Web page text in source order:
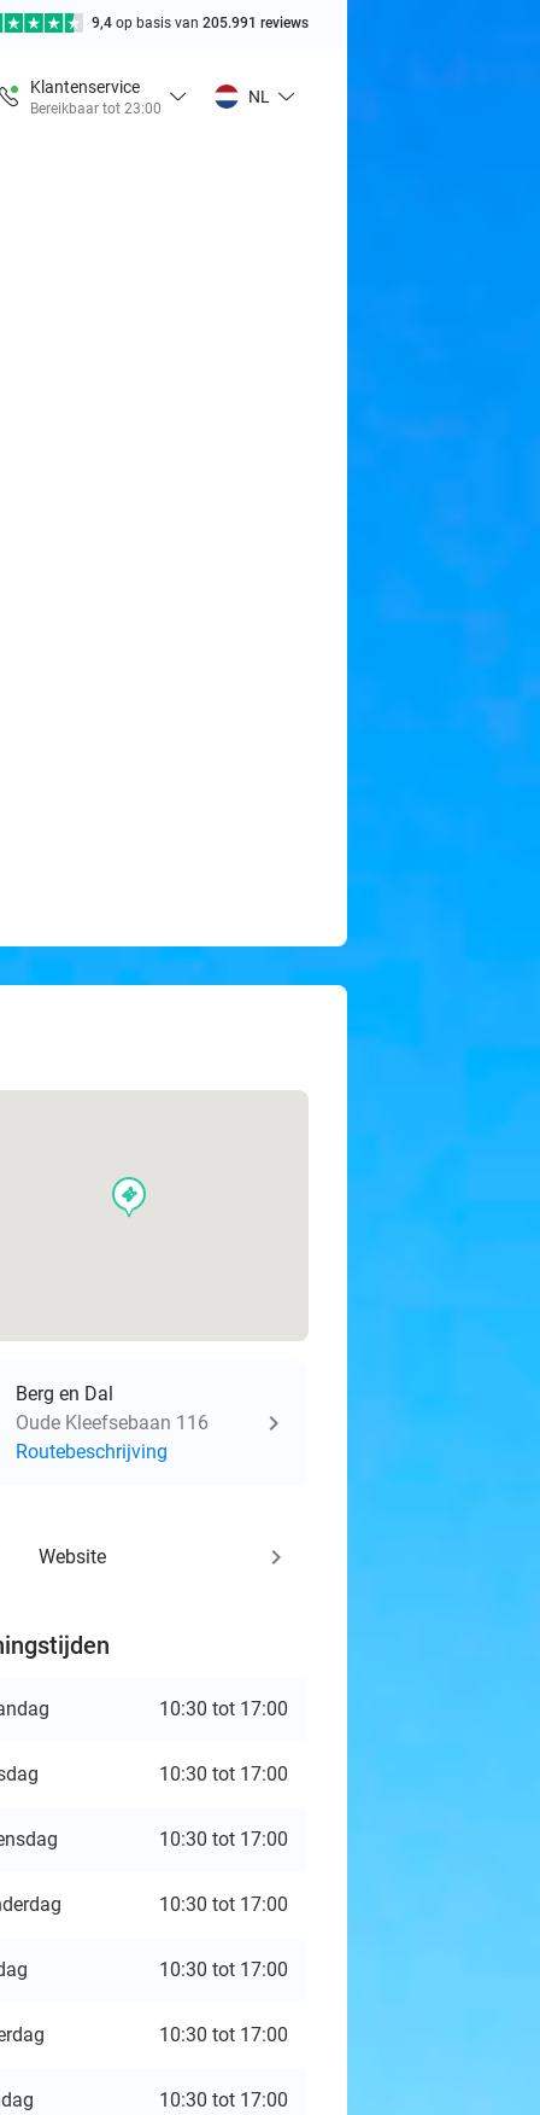
9,4 op basis van 205.991 reviews
Klantenservice
Bereikbaar tot 23:00
NL
events
Berg en Dal
Oude Kleefsebaan 116
Routebeschrijving
Website keyboard_arrow_right
10:30 tot 17:00
10:30 tot 17:00
10:30 tot 17:00
10:30 tot 17:00
10:30 tot 17:00
10:30 tot 17:00
10:30 tot 17:00